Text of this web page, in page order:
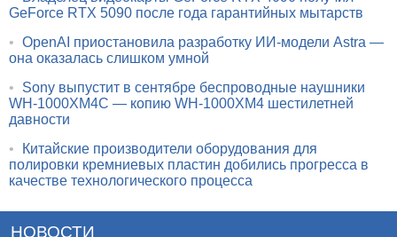
GeForce RTX 5090 после года гарантийных мытарств
• OpenAI приостановила разработку ИИ-модели Astra —
она оказалась слишком умной
•
Sony выпустит в сентябре беспроводные наушники
WH-1000XM4C — копию WH-1000XM4 шестилетней
давности
•
Китайские производители оборудования для
полировки кремниевых пластин добились прогресса в
качестве технологического процесса
НОВОСТИ